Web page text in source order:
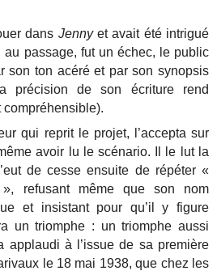
dans Jennyet avait été intrigué
au passage, fut un échec, le public
son ton acéré et par son synopsis
précision de son écriture rend
compréhensible).
qui reprit le projet, l’accepta sur
avoir lu le scénario. Il le lut la
de cesse ensuite de répéter «
», refusant même que son nom
et insistant pour qu’il y figure
un triomphe : un triomphe aussi
applaudi à l’issue de sa première
le 18 mai 1938, que chez les